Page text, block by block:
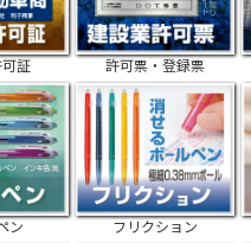
証 許可票・登録票
ン フリクション